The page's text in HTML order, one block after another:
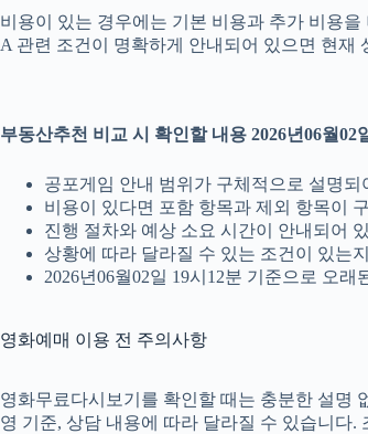
비용이 있는 경우에는 기본 비용과 추가 비용
A 관련 조건이 명확하게 안내되어 있으면 현재
부동산추천 비교 시 확인할 내용 2026년06월02
공포게임 안내 범위가 구체적으로 설명되
비용이 있다면 포함 항목과 제외 항목이
진행 절차와 예상 소요 시간이 안내되어
상황에 따라 달라질 수 있는 조건이 있는지
2026년06월02일 19시12분 기준으로 오래
영화예매 이용 전 주의사항
영화무료다시보기를 확인할 때는 충분한 설명
영 기준, 상담 내용에 따라 달라질 수 있습니다